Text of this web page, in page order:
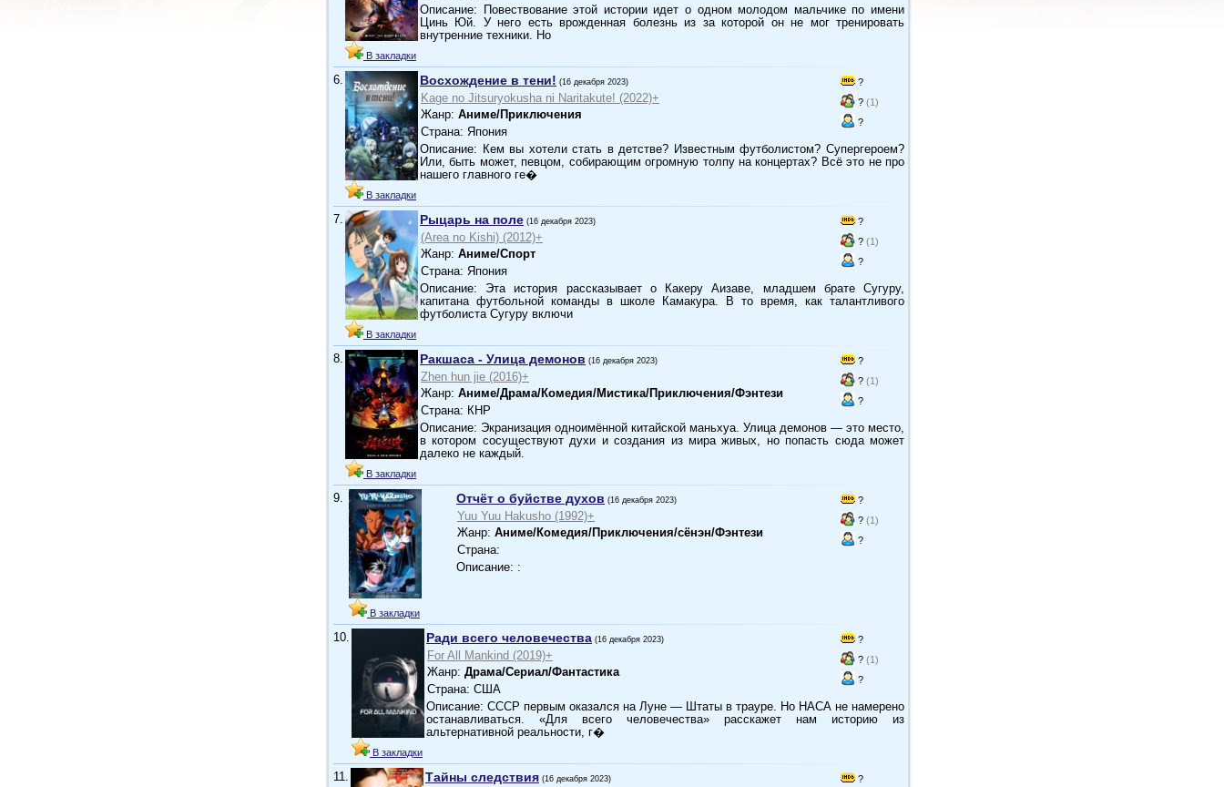
В закладки
Описание: Повествование этой истории идет о одном молодом мальчике по имени
Цинь Юй. У него есть врожденная болезнь из за которой он не мог тренировать
внутренние техники. Но
6.
В закладки
?
? (1)
?
Восхождение в тени! (16 декабря 2023)
Kage no Jitsuryokusha ni Naritakute! (2022)+
Жанр: Аниме/Приключения
Страна: Япония
Описание: Кем вы хотели стать в детстве? Известным футболистом? Супергероем?
Или, быть может, певцом, собирающим огромную толпу на концертах? Всё это не про
нашего главного ге�
7.
В закладки
?
? (1)
?
Рыцарь на поле (16 декабря 2023)
(Area no Kishi) (2012)+
Жанр: Аниме/Спорт
Страна: Япония
Описание: Эта история рассказывает о Какеру Аизаве, младшем брате Сугуру,
капитана футбольной команды в школе Камакура. В то время, как талантливого
футболиста Сугуру включи
8.
В закладки
?
? (1)
?
Ракшаса - Улица демонов (16 декабря 2023)
Zhen hun jie (2016)+
Жанр: Аниме/Драма/Комедия/Мистика/Приключения/Фэнтези
Страна: КНР
Описание: Экранизация одноимённой китайской маньхуа. Улица демонов — это место,
в котором сосуществуют духи и создания из мира живых, но попасть сюда может
далеко не каждый.
9.
В закладки
?
? (1)
?
Отчёт о буйстве духов (16 декабря 2023)
Yuu Yuu Hakusho (1992)+
Жанр: Аниме/Комедия/Приключения/сёнэн/Фэнтези
Страна:
Описание: :
10.
В закладки
?
? (1)
?
Ради всего человечества (16 декабря 2023)
For All Mankind (2019)+
Жанр: Драма/Сериал/Фантастика
Страна: США
Описание: СССР первым оказался на Луне — Штаты в трауре. Но НАСА не намерено
останавливаться. «Для всего человечества» расскажет нам историю из
альтернативной реальности, г�
11.
?
Тайны следствия (16 декабря 2023)